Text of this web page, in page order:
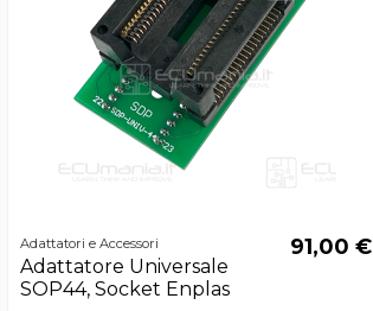
Adattatori e Accessori
Adattatore Universale
SOP44, Socket Enplas
91,00 €